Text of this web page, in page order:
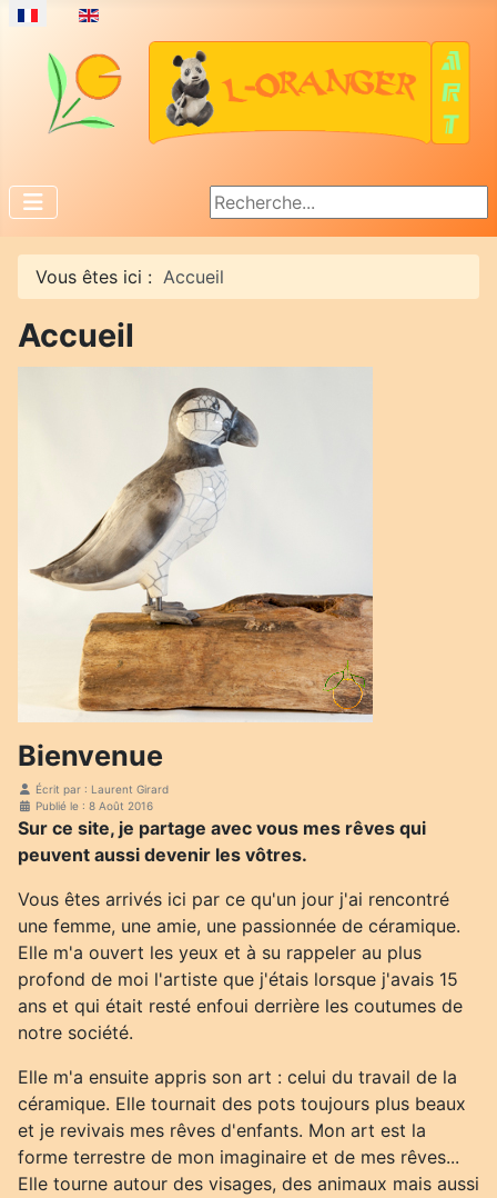
Sélectionnez votre langue
Rechercher
Vous êtes ici : Accueil
Accueil
Bienvenue
Écrit par : Laurent Girard
Publié le : 8 Août 2016
Sur ce site, je partage avec vous mes rêves qui
peuvent aussi devenir les vôtres.
Vous êtes arrivés ici par ce qu'un jour j'ai rencontré
une femme, une amie, une passionnée de céramique.
Elle m'a ouvert les yeux et à su rappeler au plus
profond de moi l'artiste que j'étais lorsque j'avais 15
ans et qui était resté enfoui derrière les coutumes de
notre société.
Elle m'a ensuite appris son art : celui du travail de la
céramique. Elle tournait des pots toujours plus beaux
et je revivais mes rêves d'enfants. Mon art est la
forme terrestre de mon imaginaire et de mes rêves...
Elle tourne autour des visages, des animaux mais aussi